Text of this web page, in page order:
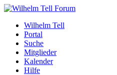
Wilhelm Tell
Portal
Suche
Mitglieder
Kalender
Hilfe